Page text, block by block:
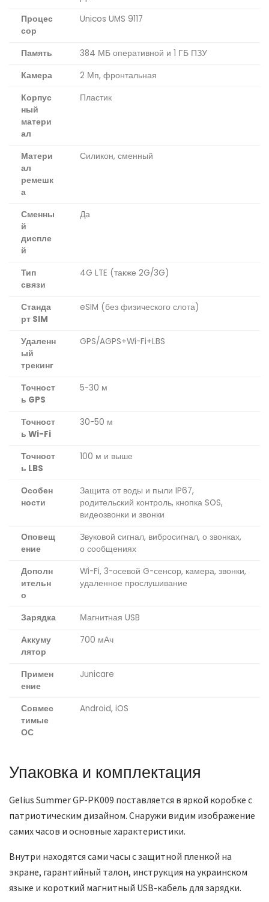
Процес
сор
Unicos UMS 9117
Память
384 МБ оперативной и 1 ГБ ПЗУ
Камера
2 Мп, фронтальная
Корпус
ный
матери
ал
Пластик
Матери
ал
ремешк
а
Силикон, сменный
Сменны
й
диспле
й
Да
Тип
связи
4G LTE (также 2G/3G)
Станда
рт SIM
eSIM (без физического слота)
Удаленн
ый
трекинг
GPS/AGPS+Wi-Fi+LBS
Точност
ь GPS
5-30 м
Точност
ь Wi-Fi
30-50 м
Точност
ь LBS
100 м и выше
Особен
ности
Защита от воды и пыли IP67,
родительский контроль, кнопка SOS,
видеозвонки и звонки
Оповещ
ение
Звуковой сигнал, вибросигнал, о звонках,
о сообщениях
Дополн
ительн
о
Wi-Fi, 3-осевой G-сенсор, камера, звонки,
удаленное прослушивание
Зарядка
Магнитная USB
Аккуму
лятор
700 мАч
Примен
ение
Junicare
Совмес
тимые
ОС
Android, iOS
Упаковка и комплектация
Gelius Summer GP-PK009 поставляется в яркой коробке с
патриотическим дизайном. Снаружи видим изображение
самих часов и основные характеристики.
Внутри находятся сами часы с защитной пленкой на
экране, гарантийный талон, инструкция на украинском
языке и короткий магнитный USB-кабель для зарядки.